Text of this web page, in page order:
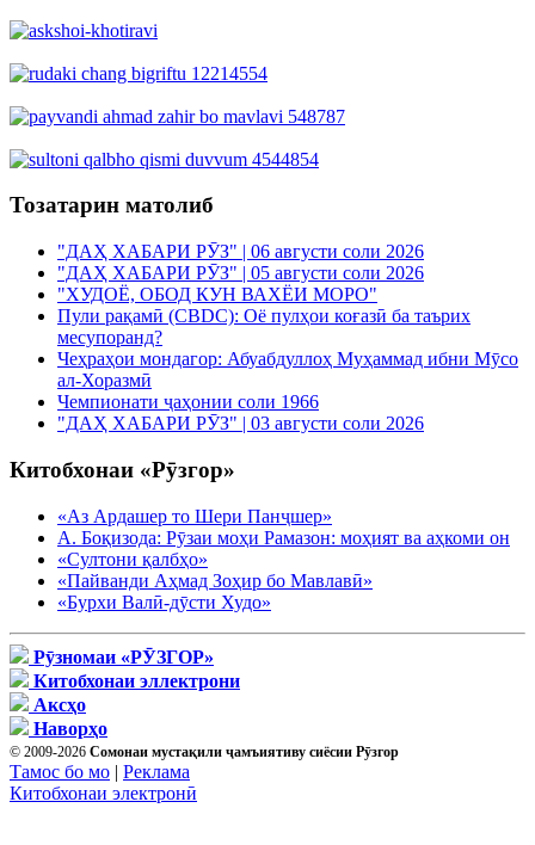
Тозатарин матолиб
"ДАҲ ХАБАРИ РӮЗ" | 06 августи соли 2026
"ДАҲ ХАБАРИ РӮЗ" | 05 августи соли 2026
"ХУДОЁ, ОБОД КУН ВАХЁИ МОРО"
Пули рақамӣ (CBDC): Оё пулҳои коғазӣ ба таърих
месупоранд?
Чеҳраҳои мондагор: Абуабдуллоҳ Муҳаммад ибни Мӯсо
ал-Хоразмӣ
Чемпионати ҷаҳонии соли 1966
"ДАҲ ХАБАРИ РӮЗ" | 03 августи соли 2026
Китобхонаи «Рӯзгор»
«Аз Ардашер то Шери Панҷшер»
А. Боқизода: Рӯзаи моҳи Рамазон: моҳият ва аҳкоми он
«Султони қалбҳо»
«Пайванди Аҳмад Зоҳир бо Мавлавӣ»
«Бурхи Валӣ-дӯсти Худо»
Рӯзномаи «РӮЗГОР»
Китобхонаи эллектрони
Аксҳо
Наворҳо
© 2009-2026 Сомонаи мустақили ҷамъиятиву сиёсии Рӯзгор
Тамос бо мо | Реклама
Китобхонаи электронӣ